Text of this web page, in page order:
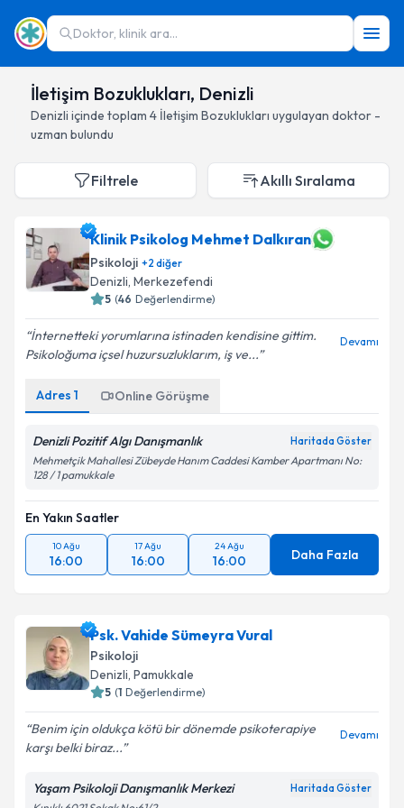
Doktor, klinik ara...
İletişim Bozuklukları, Denizli
Denizli içinde toplam 4 İletişim Bozuklukları uygulayan doktor -
uzman bulundu
Filtrele Akıllı Sıralama
Klinik Psikolog Mehmet Dalkıran
Psikoloji +2 diğer
Denizli, Merkezefendi
5 (46 Değerlendirme)
İnternetteki yorumlarına istinaden kendisine gittim.
Psikoloğuma içsel huzursuzluklarım, iş ve...
Devamı
Adres 1 Online Görüşme
Denizli Pozitif Algı Danışmanlık Haritada Göster
Mehmetçik Mahallesi Zübeyde Hanım Caddesi Kamber Apartmanı No:
128 / 1 pamukkale
En Yakın Saatler
10 Ağu
16:00
17 Ağu
16:00
24 Ağu
16:00 Daha Fazla
Psk. Vahide Sümeyra Vural
Psikoloji
Denizli, Pamukkale
5 (1 Değerlendirme)
Benim için oldukça kötü bir dönemde psikoterapiye
karşı belki biraz...
Devamı
Yaşam Psikoloji Danışmanlık Merkezi Haritada Göster